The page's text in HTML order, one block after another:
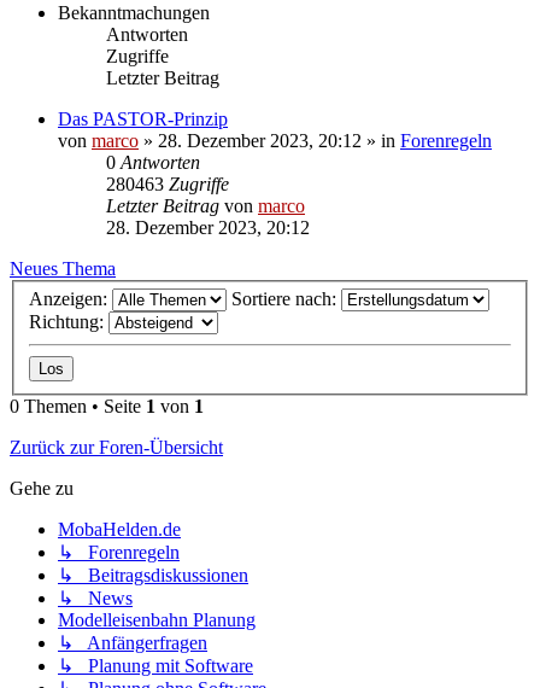
Bekanntmachungen
Antworten
Zugriffe
Letzter Beitrag
Das PASTOR-Prinzip
von marco » 28. Dezember 2023, 20:12 » in Forenregeln
0 Antworten
280463 Zugriffe
Letzter Beitrag von marco
28. Dezember 2023, 20:12
Neues Thema
Anzeigen:
Sortiere nach:
Richtung:
0 Themen • Seite 1 von 1
Zurück zur Foren-Übersicht
Gehe zu
MobaHelden.de
↳ Forenregeln
↳ Beitragsdiskussionen
↳ News
Modelleisenbahn Planung
↳ Anfängerfragen
↳ Planung mit Software